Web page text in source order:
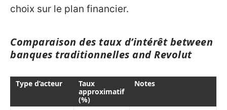
choix sur le plan financier.
Comparaison des taux d’intérêt between
banques traditionnelles and Revolut
Type d’acteur
Taux
approximatif
(%)
Notes